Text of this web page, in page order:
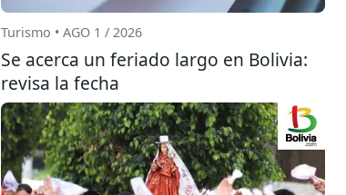
Turismo • AGO 1 / 2026
Se acerca un feriado largo en Bolivia:
revisa la fecha